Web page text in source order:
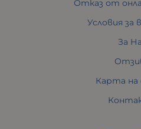
Отказ от
Условия за
За
Карта на